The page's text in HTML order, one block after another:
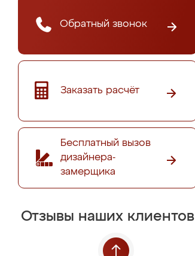
Обратный звонок
Заказать расчёт
Бесплатный вызов
дизайнера-
замерщика
Отзывы наших клиентов